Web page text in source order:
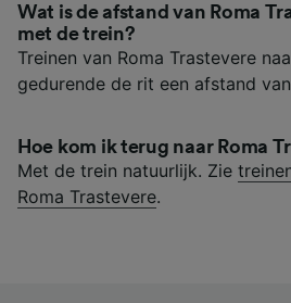
Wat is de afstand van Roma
met de trein?
Treinen van Roma Trastevere
gedurende de rit een afstand
Hoe kom ik terug naar Roma
Met de trein natuurlijk. Zie
Roma Trastevere.